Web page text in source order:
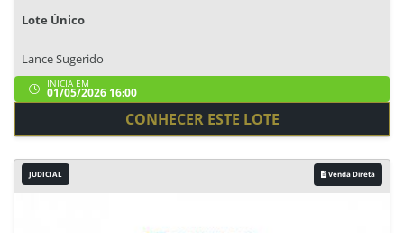
Lote Único
Lance Sugerido
INICIA EM
01/05/2026 16:00
CONHECER ESTE LOTE
JUDICIAL Venda Direta